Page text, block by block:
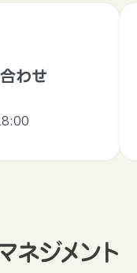
わせ